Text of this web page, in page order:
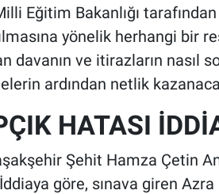
Eğitim Bakanlığı
yönelik herhangi bir
davanın ve itirazların nasıl
ardından netlik
HATASI
Şehit Hamza Çetin
göre, sınava giren